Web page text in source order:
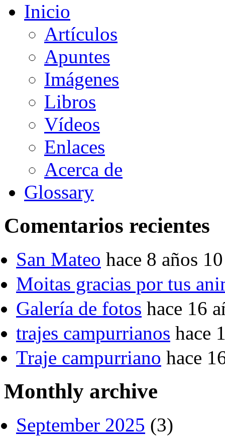
Inicio
Artículos
Apuntes
Imágenes
Libros
Vídeos
Enlaces
Acerca de
Glossary
Comentarios recientes
San Mateo hace 8 años
Moitas gracias por tus
Galería de fotos hace 16
trajes campurrianos hace
Traje campurriano hace
Monthly archive
September 2025 (3)